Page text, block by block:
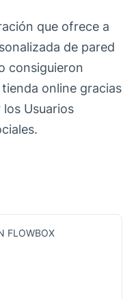
que ofrece a
de pared
consiguieron
online gracias
Usuarios
FLOWBOX